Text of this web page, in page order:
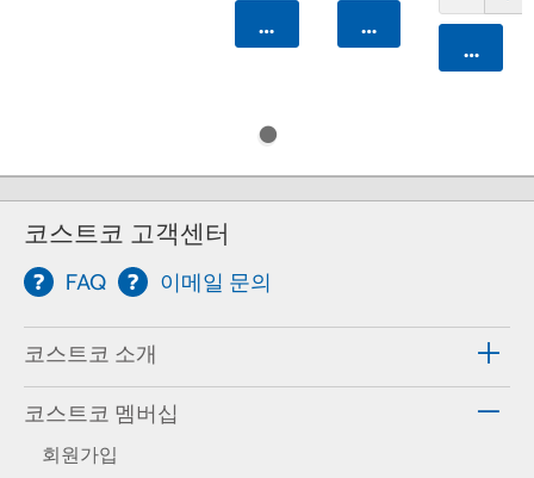
카트에 담기 카트에 담기
카트에
코스트코 고객센터
FAQ 이메일 문의
코스트코 소개
코스트코 멤버십
회원가입